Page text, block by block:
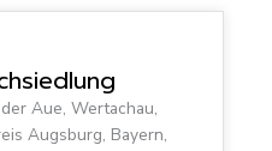
Aue, Wertachau,
Augsburg, Bayern,